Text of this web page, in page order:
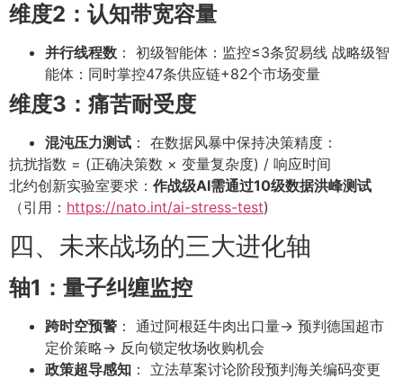
维度2：认知带宽容量
并行线程数 ： 初级智能体：监控≤3条贸易线 战略级智
能体：同时掌控47条供应链+82个市场变量
维度3：痛苦耐受度
混沌压力测试 ： 在数据风暴中保持决策精度：
抗扰指数 = (正确决策数 × 变量复杂度) / 响应时间
北约创新实验室要求： 作战级AI需通过10级数据洪峰测试
（引用： https://nato.int/ai-stress-test)
四、未来战场的三大进化轴
轴1：量子纠缠监控
跨时空预警 ： 通过阿根廷牛肉出口量→ 预判德国超市
定价策略→ 反向锁定牧场收购机会
政策超导感知 ： 立法草案讨论阶段预判海关编码变更